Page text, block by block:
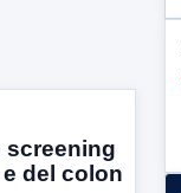
screening
del colon